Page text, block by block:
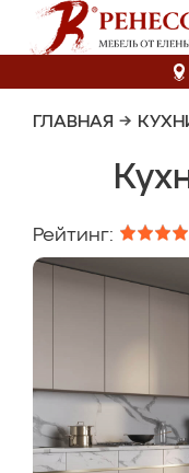
ГЛАВНАЯ →
Рейтинг: